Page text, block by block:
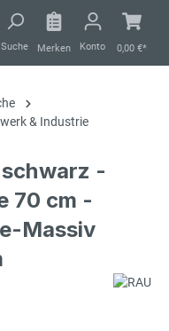
Suche Merken Konto 0,00 €*
& Industrie
-
70 cm -
Massiv